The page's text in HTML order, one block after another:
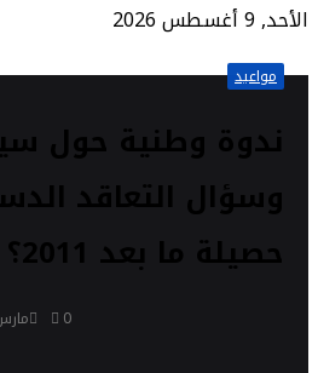
الأحد, 9 أغسطس 2026
مواعيد
ندوة وطنية حول
وسؤال التعاقد
حصيلة ما بعد 2011؟
مارس 9, 0